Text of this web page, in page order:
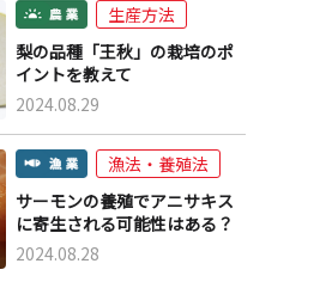
生産方法
梨の品種「王秋」の栽培のポ
イントを教えて
2024.08.29
漁法・養殖法
サーモンの養殖でアニサキス
に寄生される可能性はある？
2024.08.28